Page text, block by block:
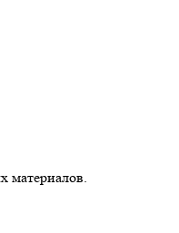
материалов.